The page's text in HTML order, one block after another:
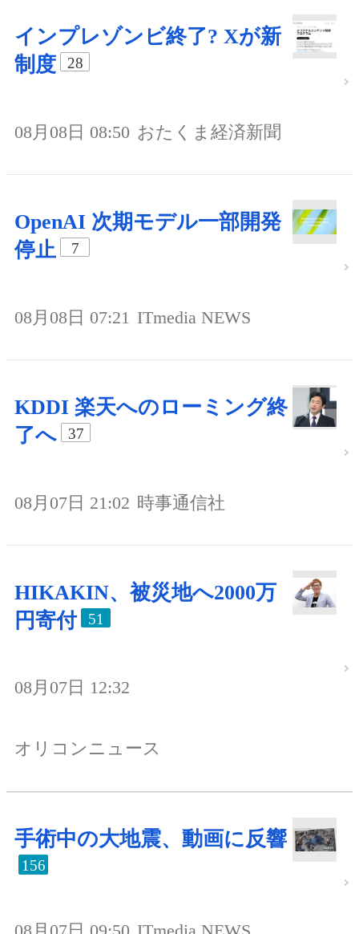
インプレゾンビ終了? Xが新
制度
28
08月08日 08:50 おたくま経済新聞
OpenAI 次期モデル一部開発
停止
7
08月08日 07:21 ITmedia NEWS
KDDI 楽天へのローミング終
了へ
37
08月07日 21:02 時事通信社
HIKAKIN、被災地へ2000万
円寄付
51
08月07日 12:32
オリコンニュース
手術中の大地震、動画に反響
156